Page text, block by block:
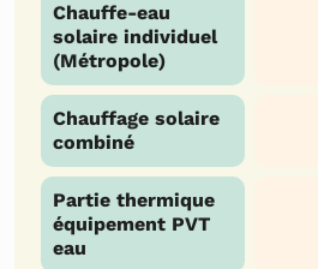
Chauffe-eau
solaire individuel
(Métropole)
Chauffage solaire
combiné
Partie thermique
équipement PVT
eau